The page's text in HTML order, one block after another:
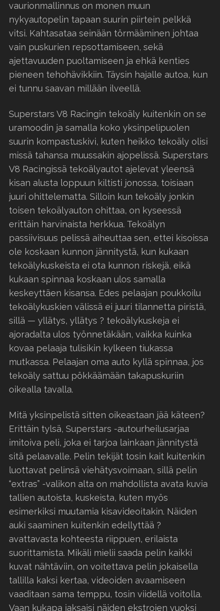
vaurionmallinnus on monen muun
nykyautopelin tapaan suurin piirtein pelkkä
vitsi. Kahtasataa seinään törmääminen johtaa
vain puskurien repsottamiseen, sekä
ajettavuuden puoltamiseen ja ehkä kenties
pieneen tehohävikkiin. Täysin hajalle autoa, kun
ei tunnu saavan millään ilveellä.
Superstars V8 Racingin tekoäly kuitenkin on se
uramoodin ja samalla koko yksinpelipuolen
suurin kompastuskivi, kuten heikko tekoäly olisi
missä tahansa muussakin ajopelissä. Superstars
V8 Racingissä tekoälyautot ajelevat yleensä
kisan alusta loppuun kiltisti jonossa, toisiaan
juuri ohittelematta. Silloin kun tekoäly jonkin
toisen tekoälyauton ohittaa, on kyseessä
erittäin harvinaista herkkua. Tekoälyn
passiivisuus pelissä aiheuttaa sen, ettei kisoissa
ole koskaan kunnon jännitystä, kun kukaan
tekoälykuskeista ei ota kunnon riskejä, eikä
kukaan spinnaa koskaan ulos samalla
keskeyttäen kisansa. Edes pelaajan poukkoilu
tekoälykuskien välissä ei juuri tilannetta piristä,
sillä — yllätys, yllätys ? tekoälykuskeja ei
ajoradalta ulos työnnetäkään, vaikka kuinka
kovaa pelaaja tulisikin kylkeen tiukassa
mutkassa. Pelaajan oma auto kyllä spinnaa, jos
tekoäly sattuu pökkäämään takapuskuriin
oikealla tavalla.
Mitä yksinpelistä sitten oikeastaan jää käteen?
Erittäin tylsä, Superstars -autourheilusarjaa
imitoiva peli, joka ei tarjoa lainkaan jännitystä
sitä pelaavalle. Pelin tekijät tosin kait kuitenkin
luottavat pelinsä viehätysvoimaan, sillä pelin
“extras” -valikon alta on mahdollista avata kuvia
tallien autoista, kuskeista, kuten myös
esimerkiksi muutamia kisavideoitakin. Näiden
auki saaminen kuitenkin edellyttää ?
avattavasta kohteesta riippuen, erilaista
suorittamista. Mikäli mielii saada pelin kaikki
kuvat nähtäviin, on voitettava pelin jokaisella
tallilla kaksi kertaa, videoiden avaamiseen
vaaditaan sama temppu, tosin viidellä voitolla.
Vaan kukapa jaksaisi näiden ekstrojen vuoksi